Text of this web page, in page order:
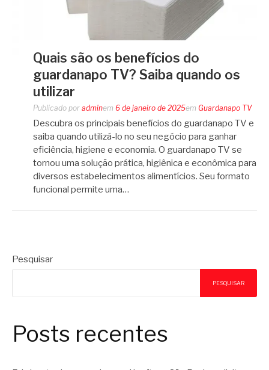
Quais são os benefícios do
guardanapo TV? Saiba quando os
utilizar
Publicado por adminem 6 de janeiro de 2025em Guardanapo TV
Descubra os principais benefícios do guardanapo TV e
saiba quando utilizá-lo no seu negócio para ganhar
eficiência, higiene e economia. O guardanapo TV se
tornou uma solução prática, higiênica e econômica para
diversos estabelecimentos alimentícios. Seu formato
funcional permite uma…
Pesquisar
PESQUISAR
Posts recentes